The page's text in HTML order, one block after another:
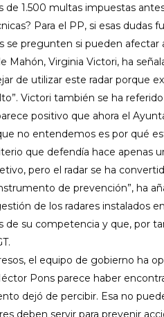
de 1.500 multas impuestas
Para el PP, si esas dudas
pregunten si pueden afectar
Virginia Victori, ha
de utilizar este radar porque
Victori también se ha
positivo que ahora el
no entendemos es por qué
que defendía hace apenas
pero el radar se ha
de prevención”, ha
de los radares instalados
de su competencia y que, por
el equipo de gobierno ha
Pons parece haber
dejó de percibir. Esa no
deben servir para prevenir